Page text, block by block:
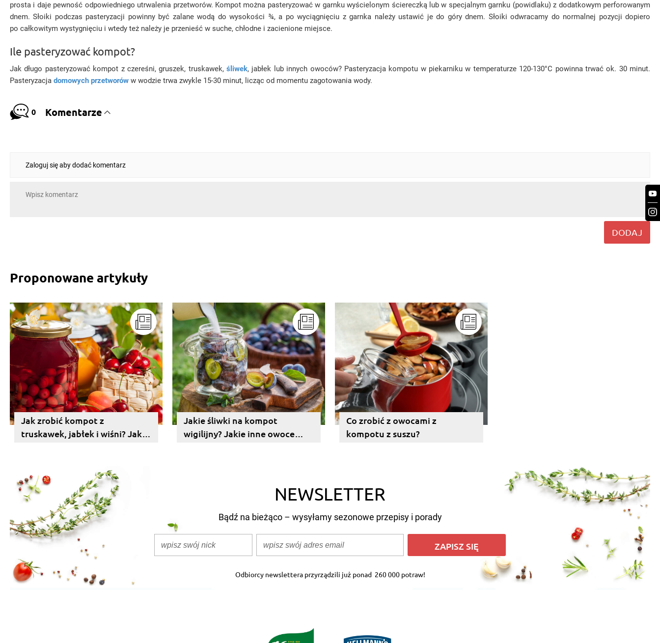
prosta i daje pewność odpowiedniego utrwalenia przetworów. Kompot można pasteryzować w garnku wyścielonym ściereczką lub w specjalnym garnku (powidlaku) z dodatkowym perforowanym
dnem. Słoiki podczas pasteryzacji powinny być zalane wodą do wysokości ¾, a po wyciągnięciu z garnka należy ustawić je do góry dnem. Słoiki odwracamy do normalnej pozycji dopiero
po całkowitym wystygnięciu i wtedy też należy je przenieść w suche, chłodne i zacienione miejsce.
Ile pasteryzować kompot?
Jak długo pasteryzować kompot z czereśni, gruszek, truskawek, śliwek, jabłek lub innych owoców? Pasteryzacja kompotu w piekarniku w temperaturze 120-130°C powinna trwać ok. 30 minut.
Pasteryzacja domowych przetworów w wodzie trwa zwykle 15-30 minut, licząc od momentu zagotowania wody.
0 Komentarze
Zaloguj się aby dodać komentarz
DODAJ
Proponowane artykuły
Jak zrobić kompot z
truskawek, jabłek i wiśni? Jak
Jakie śliwki na kompot
wigilijny? Jakie inne owoce
Co zrobić z owocami z
kompotu z suszu?
NEWSLETTER
Bądź na bieżąco – wysyłamy sezonowe przepisy i porady
ZAPISZ SIĘ
Odbiorcy newslettera przyrządzili już ponad 260 000 potraw!